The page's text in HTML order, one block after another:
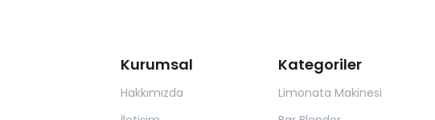
Kurumsal
Hakkımızda
Kategoriler
Limonata Makinesi